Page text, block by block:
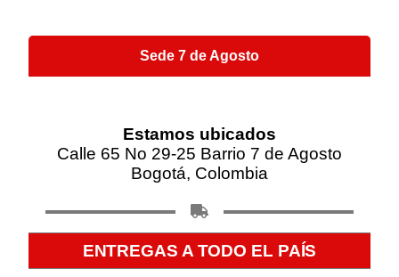
Sede 7 de Agosto
Estamos ubicados
Calle 65 No 29-25 Barrio 7 de Agosto
Bogotá, Colombia
ENTREGAS A TODO EL PAÍS